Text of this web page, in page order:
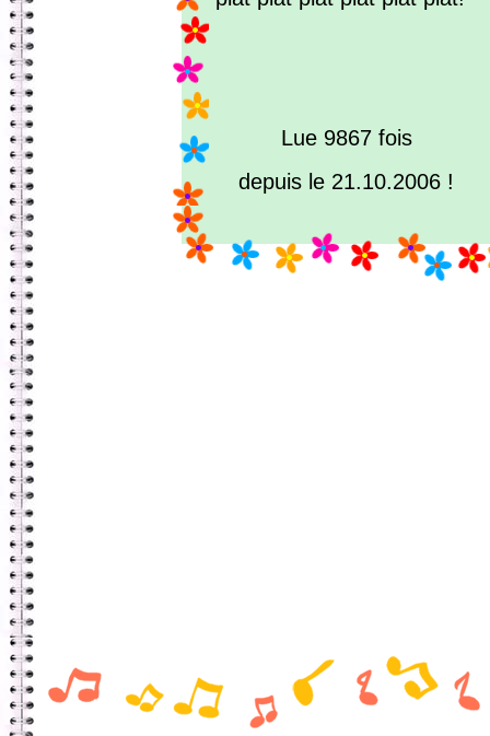
Lue 9867 fois
depuis le 21.10.2006 !